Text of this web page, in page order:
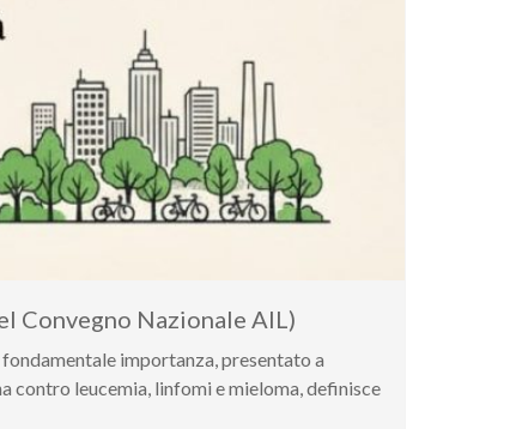
Convegno Nazionale AIL)
importanza, presentato a
contro leucemia, linfomi e mieloma, definisce